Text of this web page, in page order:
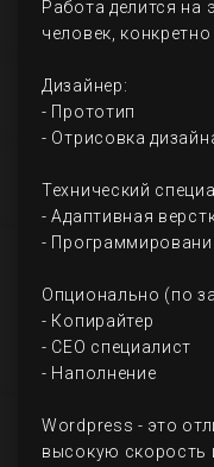
Работа делится на
человек,
Дизайнер:
- Прототип
- Отрисовка
Технический
- Адаптивная
-
Опционально (по
- Копирайтер
- СЕО специалист
- Наполнение
Wordpress - это
высокую скорость